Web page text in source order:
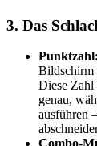
3. Das
Punktzahl:
Bildschirm
Diese Zahl
genau,
ausführen